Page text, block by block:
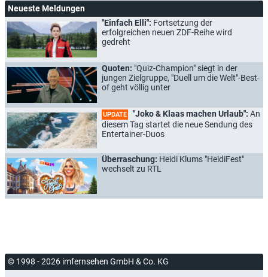
Neueste Meldungen
"Einfach Elli": Fortsetzung der
erfolgreichen neuen ZDF-Reihe wird
gedreht
Quoten: "Quiz-Champion" siegt in der
jungen Zielgruppe, "Duell um die Welt"-Best-
of geht völlig unter
UPDATE "Joko & Klaas machen Urlaub": An
diesem Tag startet die neue Sendung des
Entertainer-Duos
Überraschung: Heidi Klums "HeidiFest"
wechselt zu RTL
© 1998 - 2026 imfernsehen GmbH & Co. KG